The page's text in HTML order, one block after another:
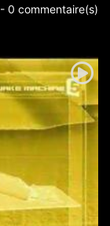
0 commentaire(s)